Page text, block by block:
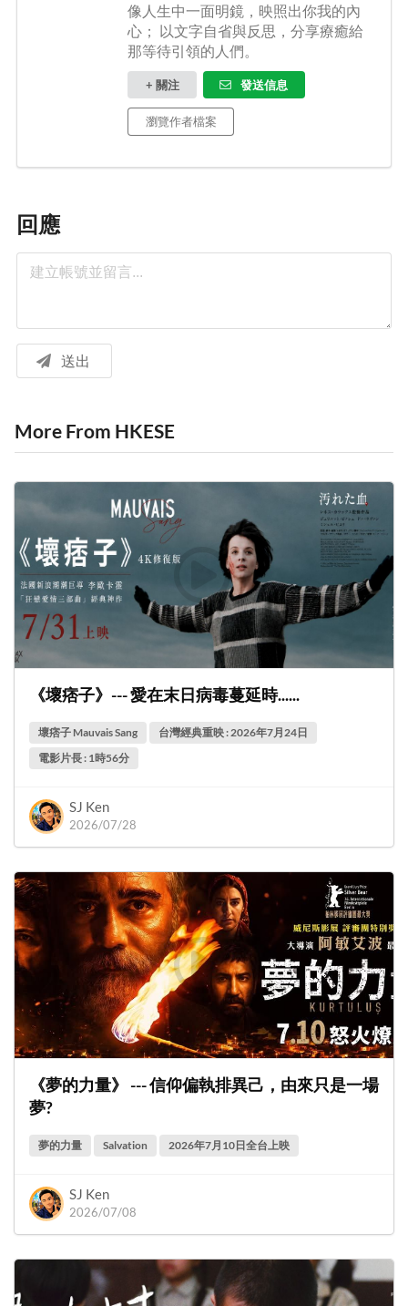
像人生中一面明鏡，映照出你我的內
心； 以文字自省與反思，分享療癒給
那等待引領的人們。
+ 關注 發送信息
瀏覽作者檔案
回應
送出
More From HKESE
《壞痞子》--- 愛在末日病毒蔓延時......
壞痞子 Mauvais Sang
台灣經典重映 : 2026年7月24日
電影片長 : 1時56分
SJ Ken
2026/07/28
《夢的力量》 --- 信仰偏執排異己，由來只是一場
夢?
夢的力量 Salvation 2026年7月10日全台上映
SJ Ken
2026/07/08